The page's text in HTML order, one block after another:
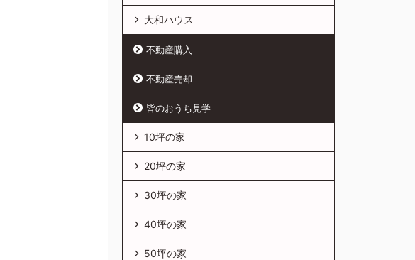
大和ハウス
不動産購入
不動産売却
皆のおうち見学
10坪の家
20坪の家
30坪の家
40坪の家
50坪の家